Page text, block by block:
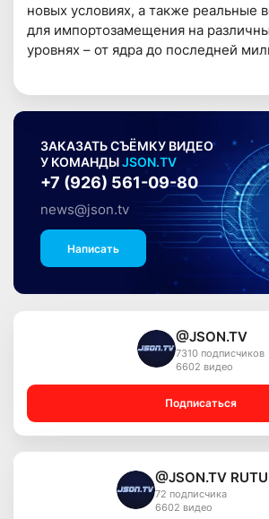
новых условиях, а также реальные
для импортозамещения на
уровнях – от ядра до последней
ЗАКАЗАТЬ СЪЁМКУ ВИДЕО
У КОМАНДЫJSON.TV
+7 (926) 561-09-80
news@json.tv
Написать
@JSON.TV
7310 подписчиков
6602 видео
Подписаться
@JSON.TV
72 подписчика
6602 видео